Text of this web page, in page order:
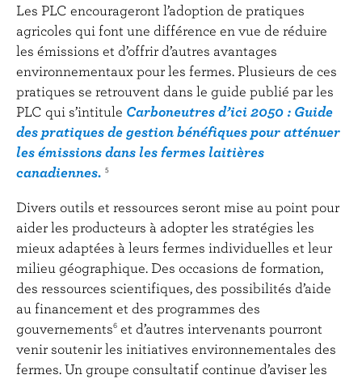
Les PLC encourageront l’adoption de pratiques
agricoles qui font une différence en vue de réduire
les émissions et d’offrir d’autres avantages
environnementaux pour les fermes. Plusieurs de ces
pratiques se retrouvent dans le guide publié par les
PLC qui s’intitule Carboneutres d’ici 2050 : Guide
des pratiques de gestion bénéfiques pour atténuer
les émissions dans les fermes laitières
canadiennes. 5
Divers outils et ressources seront mise au point pour
aider les producteurs à adopter les stratégies les
mieux adaptées à leurs fermes individuelles et leur
milieu géographique. Des occasions de formation,
des ressources scientifiques, des possibilités d’aide
au financement et des programmes des
gouvernements6 et d’autres intervenants pourront
venir soutenir les initiatives environnementales des
fermes. Un groupe consultatif continue d’aviser les